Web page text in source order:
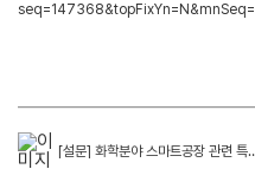
[설문] 화학분야 스마트공장 관련 특